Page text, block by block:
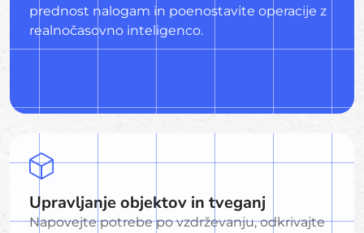
prednost nalogam in poenostavite operacije z
realnočasovno inteligenco.
Upravljanje objektov in tveganj
Napovejte potrebe po vzdrževanju, odkrivajte